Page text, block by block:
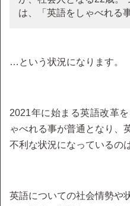
は、「英語をしゃべれる
…という状況になります。
2021年に始まる英語改革
ゃべれる事が普通となり、
不利な状況になっているの
英語についての社会情勢や